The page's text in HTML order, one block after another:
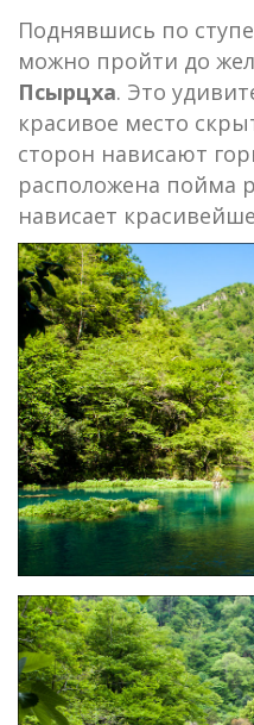
Поднявшись по
можно пройти до
Псырцха. Это
красивое место
сторон нависают
расположена пойма
нависает